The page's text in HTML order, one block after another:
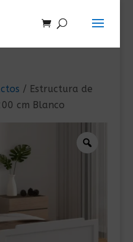
/ Estructura de
cm Blanco